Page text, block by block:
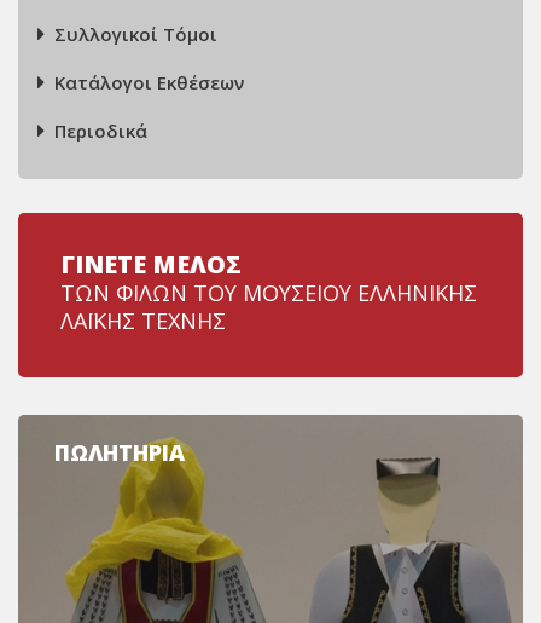
Συλλογικοί Τόμοι
Κατάλογοι Εκθέσεων
Περιοδικά
ΓΙΝΕΤΕ ΜΕΛΟΣ
ΤΩΝ ΦΙΛΩΝ ΤΟΥ ΜΟΥΣΕΙΟΥ ΕΛΛΗΝΙΚΗΣ
ΛΑΪΚΗΣ ΤΕΧΝΗΣ
ΠΩΛΗΤΗΡΙΑ